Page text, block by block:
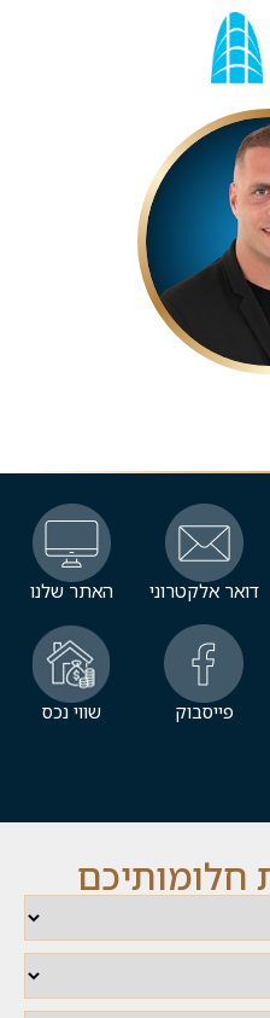
דואר אלקטרוני האתר שלנו
פייסבוק שווי נכס
חלומותיכם